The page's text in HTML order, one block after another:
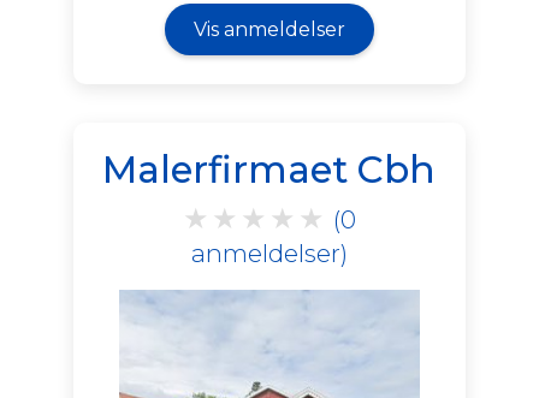
Vis anmeldelser
Malerfirmaet Cbh
★ ★ ★ ★ ★ (0
anmeldelser)